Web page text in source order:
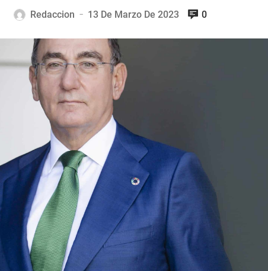
Redaccion — 13 De Marzo De 2023 0